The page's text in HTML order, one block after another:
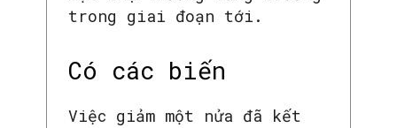
trong giai đoạn tới.
Có các biến
Việc giảm một nửa đã kết